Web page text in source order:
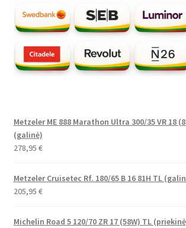
Metzeler ME 888 Marathon Ultra 300/35 VR 18
(galinė)
278,95 €
Metzeler Cruisetec Rf. 180/65 B 16 81H TL
205,95 €
Michelin Road 5 120/70 ZR 17 (58W) TL